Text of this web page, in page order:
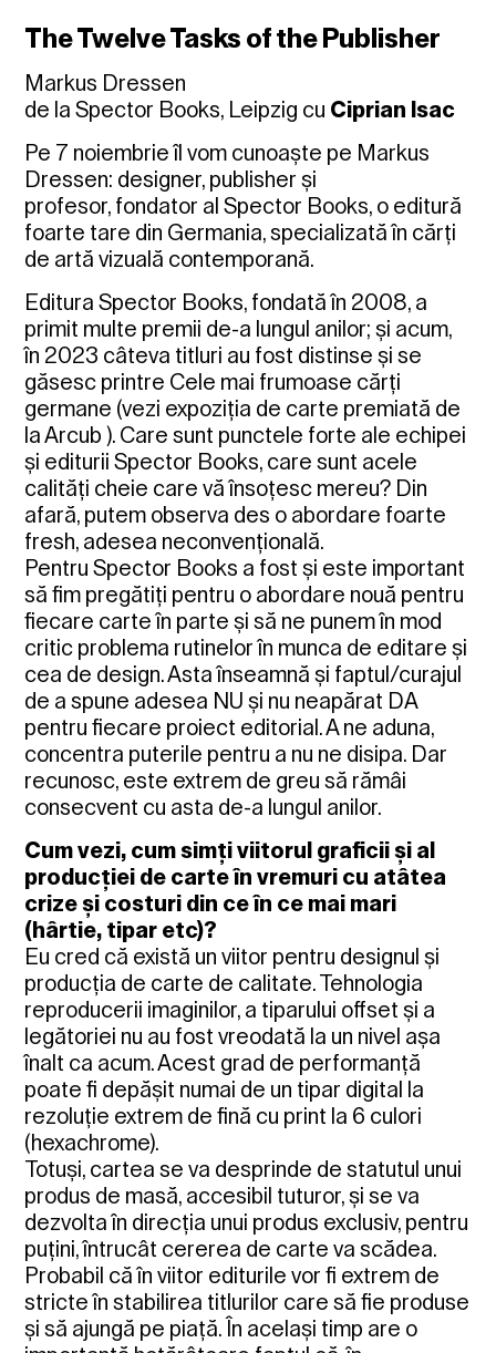
The Twelve Tasks of the Publisher
Markus Dressen
de la Spector Books, Leipzig cu Ciprian Isac
Pe 7 noiembrie îl vom cunoaște pe Markus
Dressen: designer, publisher și
profesor, fondator al Spector Books, o editură
foarte tare din Germania, specializată în cărți
de artă vizuală contemporană.
Editura Spector Books, fondată în 2008, a
primit multe premii de-a lungul anilor; și acum,
în 2023 câteva titluri au fost distinse și se
găsesc printre Cele mai frumoase cărți
germane (vezi expoziția de carte premiată de
la Arcub ). Care sunt punctele forte ale echipei
și editurii Spector Books, care sunt acele
calități cheie care vă însoțesc mereu? Din
afară, putem observa des o abordare foarte
fresh, adesea neconvențională.
Pentru Spector Books a fost și este important
să fim pregătiți pentru o abordare nouă pentru
fiecare carte în parte și să ne punem în mod
critic problema rutinelor în munca de editare și
cea de design. Asta înseamnă și faptul/curajul
de a spune adesea NU și nu neapărat DA
pentru fiecare proiect editorial. A ne aduna,
concentra puterile pentru a nu ne disipa. Dar
recunosc, este extrem de greu să rămâi
consecvent cu asta de-a lungul anilor.
Cum vezi, cum simți viitorul graficii și al
producției de carte în vremuri cu atâtea
crize și costuri din ce în ce mai mari
(hârtie, tipar etc)?
Eu cred că există un viitor pentru designul și
producția de carte de calitate. Tehnologia
reproducerii imaginilor, a tiparului offset și a
legătoriei nu au fost vreodată la un nivel așa
înalt ca acum. Acest grad de performanță
poate fi depășit numai de un tipar digital la
rezoluție extrem de fină cu print la 6 culori
(hexachrome).
Totuși, cartea se va desprinde de statutul unui
produs de masă, accesibil tuturor, și se va
dezvolta în direcția unui produs exclusiv, pentru
puțini, întrucât cererea de carte va scădea.
Probabil că în viitor editurile vor fi extrem de
stricte în stabilirea titlurilor care să fie produse
și să ajungă pe piață. În același timp are o